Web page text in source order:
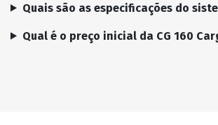
Quais são as especificações do
Qual é o preço inicial da CG 160